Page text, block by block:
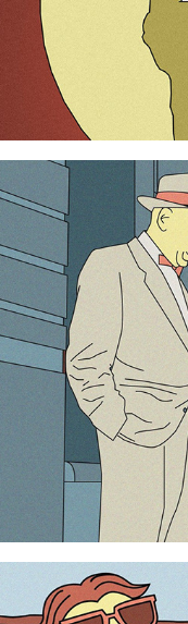
Marilyn Monroe
Docteur Maboul